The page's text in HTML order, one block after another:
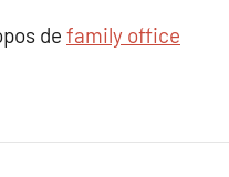
de family office